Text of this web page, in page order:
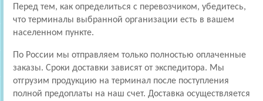
Перед тем, как определиться с перевозчиком, убедитесь,
что терминалы выбранной организации есть в вашем
населенном пункте.
По России мы отправляем только полностью оплаченные
заказы. Сроки доставки зависят от экспедитора. Мы
отгрузим продукцию на терминал после поступления
полной предоплаты на наш счет. Доставка осуществляется